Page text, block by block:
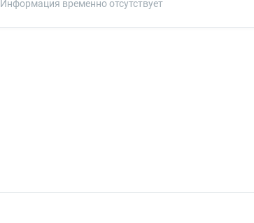
Информация временно отсутствует